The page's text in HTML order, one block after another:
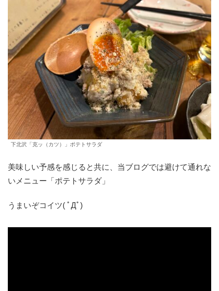
下北沢「克ッ（カツ）」ポテトサラダ
美味しい予感を感じると共に、当ブログでは避けて通れな
いメニュー「ポテトサラダ」
うまいぞコイツ( ﾟДﾟ)